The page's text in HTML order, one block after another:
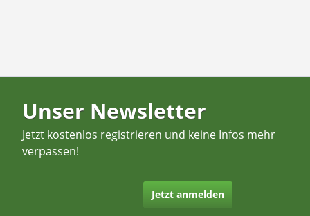
Unser Newsletter
Jetzt kostenlos registrieren und keine Infos mehr
verpassen!
Jetzt anmelden